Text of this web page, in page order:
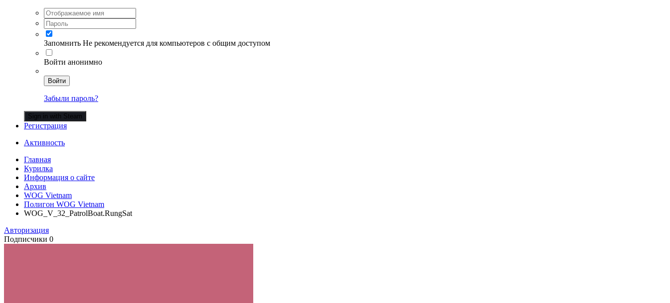
Запомнить Не рекомендуется для компьютеров с общим доступом
Войти анонимно
Войти
Забыли пароль?
Sign in with Steam
Регистрация
Активность
Главная
Курилка
Информация о сайте
Архив
WOG Vietnam
Полигон WOG Vietnam
WOG_V_32_PatrolBoat.RungSat
Авторизация
Подписчики 0